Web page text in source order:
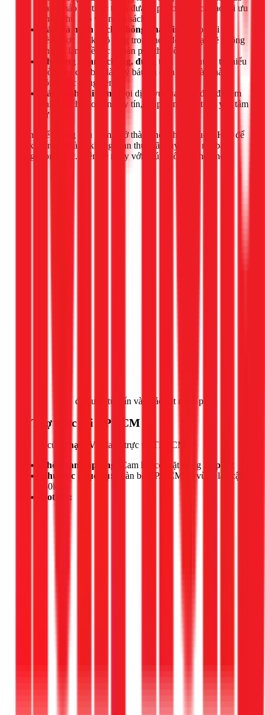
bạn, khảo sát thực tế và đưa ra phương án cải tạo tối ưu
nhất, phù hợp với ngân sách.
Báo giá minh bạch, không phát sinh:
Mọi chi phí
đều được liệt kê rõ ràng trong hợp đồng. Bạn sẽ không
phải lo lắng về các khoản phụ thu vô lý.
Thi công nhanh chóng, đúng tiến độ:
Chúng tôi hiểu
thời gian của bạn là quý báu và cam kết hoàn thành
công việc đúng hẹn.
Bảo hành dài hạn:
Mọi dịch vụ của 1Fix đều đi kèm
chính sách bảo hành uy tín, giúp bạn hoàn toàn yên tâm
sử dụng.
Đừng để phòng ngủ 15m2 trở thành nỗi phiền muộn. Hãy để
1Fix biến nó thành không gian thư giãn tuyệt vời mà bạn
hằng mong ước. Liên hệ ngay với chúng tôi qua hotline
để được tư vấn và khảo sát miễn phí!
📍 Thợ trực tại TPHCM
Đội thợ của Phạm Vũ
đang trực tại TPHCM.
Thời gian đáp ứng:
Cam kết có mặt trong
30 phút
Khu vực phục vụ:
Toàn bộ TP.HCM và vùng lân cận
(50km)
Hotline: